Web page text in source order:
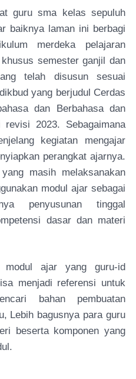
guru sma kelas sepuluh
baiknya laman ini berbagi
merdeka pelajaran
semester ganjil dan
telah disusun sesuai
yang berjudul Cerdas
dan Berbahasa dan
revisi 2023. Sebagaimana
kegiatan mengajar
perangkat ajarnya.
masih melaksanakan
modul ajar sebagai
penyusunan tinggal
dasar dan materi
modul ajar yang guru-id
menjadi referensi untuk
bahan pembuatan
Lebih bagusnya para guru
beserta komponen yang